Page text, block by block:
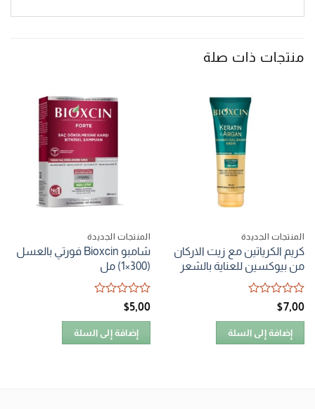
منتجات ذات صلة
المنتجات الجديدة
كريم الكرياتين مع زيت الاركان
من بيوكسين للعناية بالشعر
تم
التقييم
من
$ 7٫00
إضافة إلى السلة
المنتجات الجديدة
شامبو Bioxcin فورتي بالعسل
(300×1) مل
تم
التقييم
من
$ 5٫00
إضافة إلى السلة